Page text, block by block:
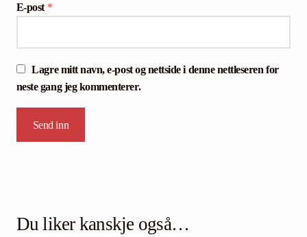
E-post *
Lagre mitt navn, e-post og nettside i denne nettleseren for
neste gang jeg kommenterer.
Du liker kanskje også…